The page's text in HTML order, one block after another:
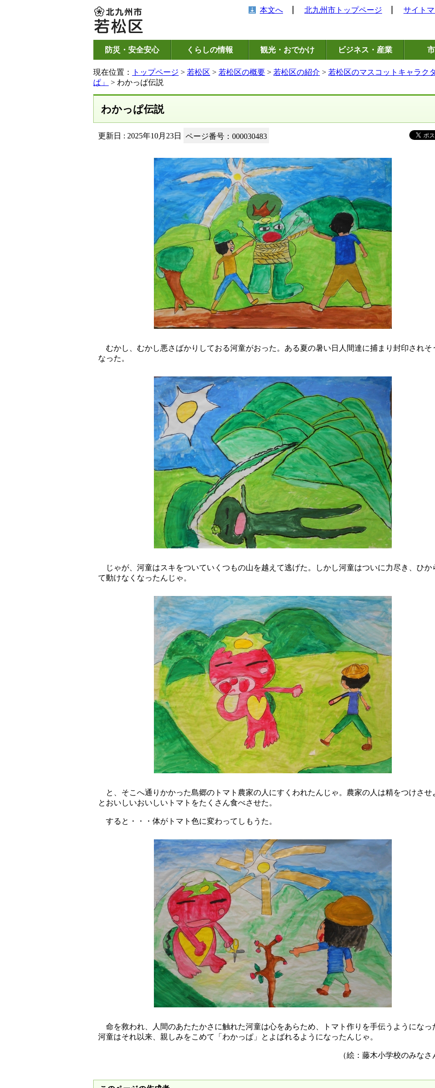
本文へ 北九州市トップページ サイト
防災・安全安心 くらしの情報 観光・おでかけ ビジネス・産業
現在位置： トップページ > 若松区 > 若松区の概要 > 若松区の紹介 > 若松区のマスコットキャラク
ぱ」
> わかっぱ伝説
わかっぱ伝説
更新日 : 2025年10月23日 ページ番号：000030483
むかし、むかし悪さばかりしておる河童がおった。ある夏の暑い日人間達に捕まり封印されそ
なった。
じゃが、河童はスキをついていくつもの山を越えて逃げた。しかし河童はついに力尽き、ひか
て動けなくなったんじゃ。
と、そこへ通りかかった島郷のトマト農家の人にすくわれたんじゃ。農家の人は精をつけさせ
とおいしいおいしいトマトをたくさん食べさせた。
すると・・・体がトマト色に変わってしもうた。
命を救われ、人間のあたたかさに触れた河童は心をあらため、トマト作りを手伝うようになっ
河童はそれ以来、親しみをこめて「わかっぱ」とよばれるようになったんじゃ。
（絵：藤木小学校のみなさ